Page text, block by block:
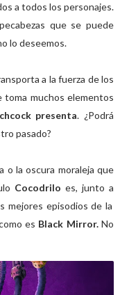
a todos los personajes.
que se puede
lo deseemos.
a la fuerza de los
toma muchos elementos
presenta. ¿Podrá
pasado?
o la oscura moraleja que
Cocodriloes, junto a
mejores episodios de la
es Black Mirror.No